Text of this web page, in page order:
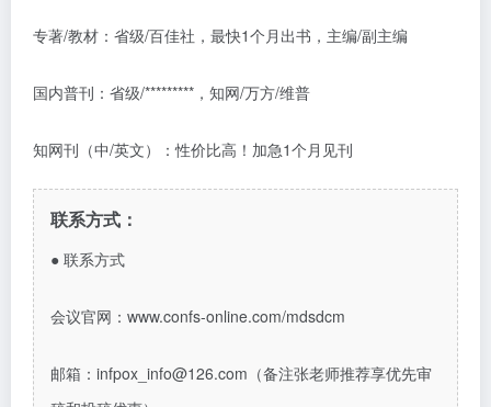
专著/教材：省级/百佳社，最快1个月出书，主编/副主编
国内普刊：省级/*********，知网/万方/维普
知网刊（中/英文）：性价比高！加急1个月见刊
联系方式：
● 联系方式
会议官网：www.confs-online.com/mdsdcm
邮箱：infpox_info@126.com（备注张老师推荐享优先审